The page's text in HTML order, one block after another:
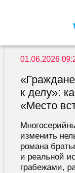
01.06.2026
к делу»:
«Место
изменить
романа
и реальной
грабежами,